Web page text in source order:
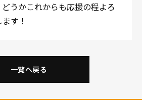
うかこれからも応援の程よろ
す！
一覧へ戻る